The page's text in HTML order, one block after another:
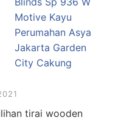
tirai wooden